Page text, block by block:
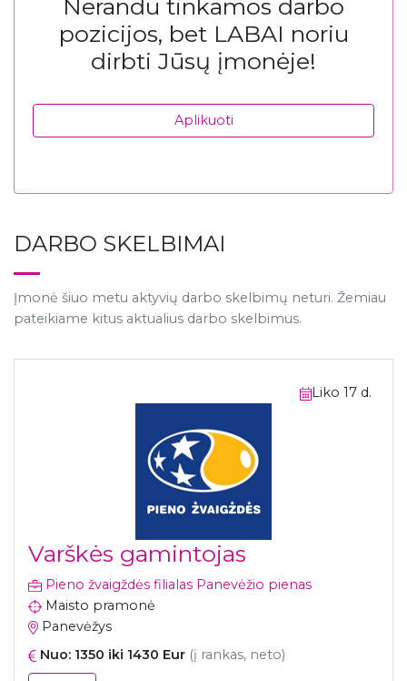
Nerandu tinkamos darbo
pozicijos, bet LABAI noriu
dirbti Jūsų įmonėje!
Aplikuoti
DARBO SKELBIMAI
Įmonė šiuo metu aktyvių darbo skelbimų neturi. Žemiau
pateikiame kitus aktualius darbo skelbimus.
Liko 17 d.
Varškės gamintojas
Pieno žvaigždės filialas Panevėžio pienas
Maisto pramonė
Panevėžys
Nuo: 1350 iki 1430 Eur (į rankas, neto)